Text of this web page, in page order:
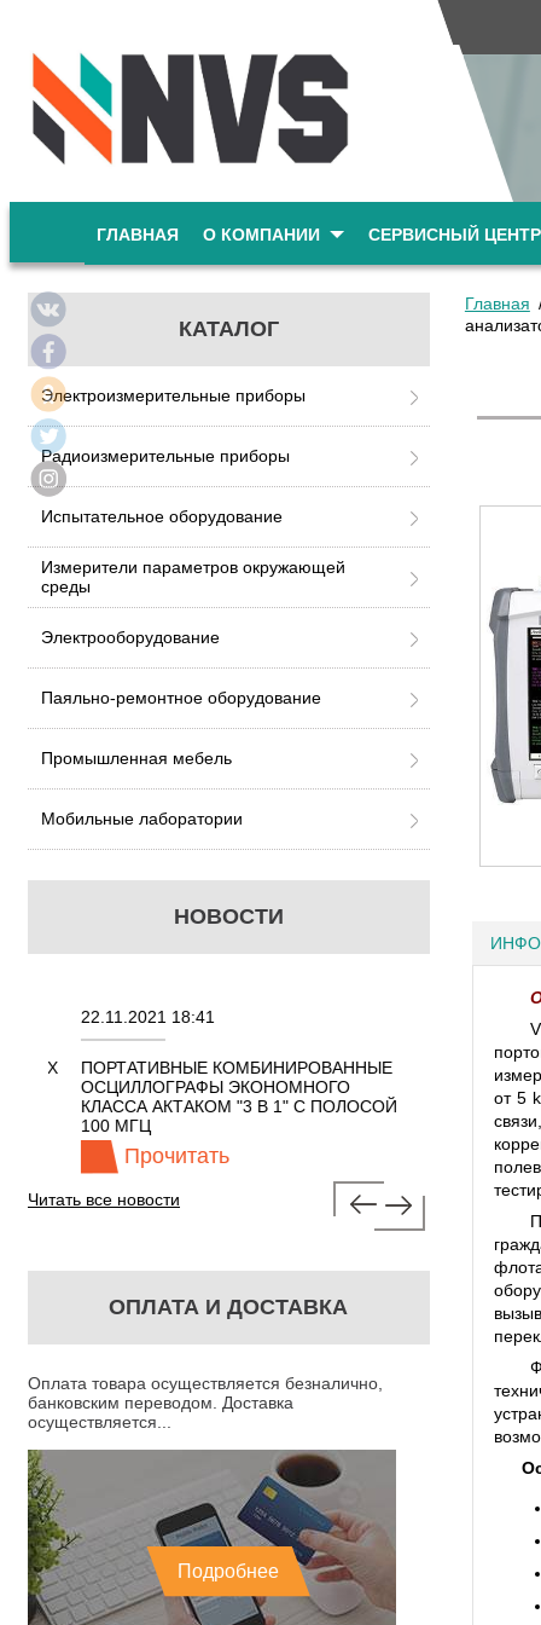
ГЛАВНАЯ О КОМПАНИИ СЕРВИСНЫЙ ЦЕНТР
КАТАЛОГ
Электроизмерительные приборы
Радиоизмерительные приборы
Испытательное оборудование
Измерители параметров окружающей
среды
Электрооборудование
Паяльно-ремонтное оборудование
Промышленная мебель
Мобильные лаборатории
НОВОСТИ
22.11.2021 18:41
ПОРТАТИВНЫЕ КОМБИНИРОВАННЫЕ
ОСЦИЛЛОГРАФЫ ЭКОНОМНОГО
КЛАССА АКТАКОМ "3 В 1" С ПОЛОСОЙ
100 МГЦ
Прочитать
Читать все новости
ОПЛАТА И ДОСТАВКА
Оплата товара осуществляется безналично,
банковским переводом. Доставка
осуществляется...
Подробнее
Главная
от 5